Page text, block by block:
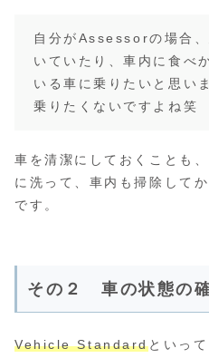
自分がAssessorの場合
いていたり、車内に食べ
いる車に乗りたいと思い
乗りたくないですよね笑
車を清潔にしておくことも
に洗って、車内も掃除して
です。
その２ 車の状態の
Vehicle Standardといっ